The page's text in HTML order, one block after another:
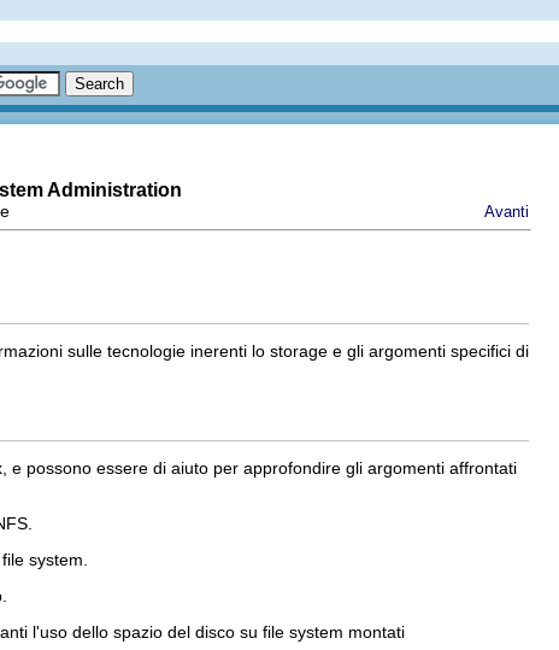
Administration
Avanti
sulle tecnologie inerenti lo storage e gli argomenti specifici di
possono essere di aiuto per approfondire gli argomenti affrontati
system.
l'uso dello spazio del disco su file system montati